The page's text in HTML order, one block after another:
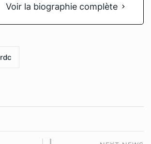
Voir la biographie complète
rdc